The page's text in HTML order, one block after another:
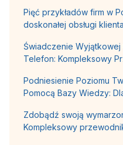
Pięć przykładów firm w
doskonałej obsługi klienta
Świadczenie Wyjątkowej
Telefon: Kompleksowy
Podniesienie Poziomu
Pomocą Bazy Wiedzy:
Zdobądź swoją
Kompleksowy